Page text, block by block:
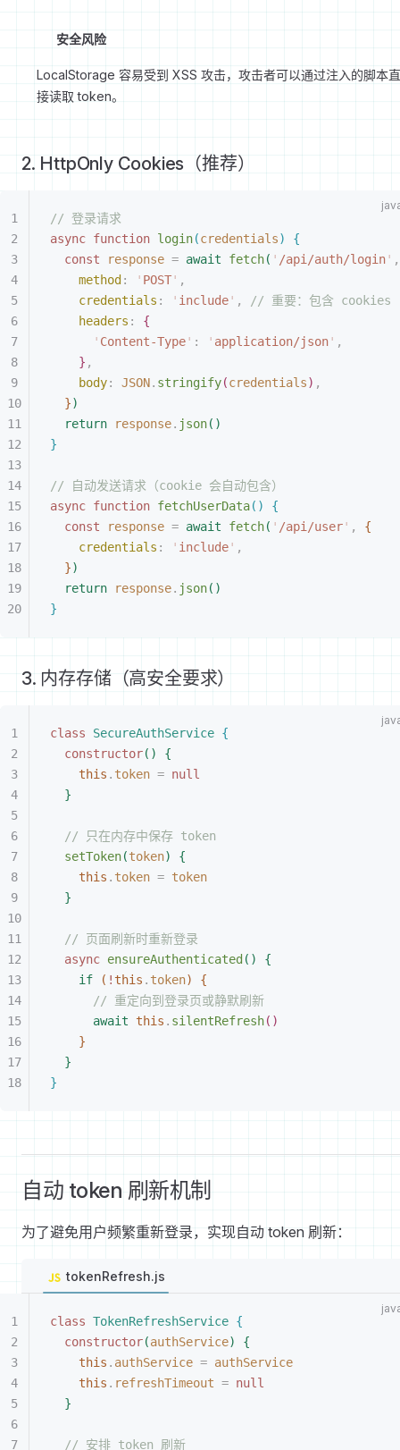
安全风险
LocalStorage 容易受到 XSS 攻击，攻击者可以通过注入的脚本直
接读取 token。
2. HttpOnly Cookies（推荐）
// 登录请求
async function login(credentials)
{
const response = await fetch( ' /api/auth/login' ,
method : ' POST' ,
credentials : ' include' ,
// 重要：包含 cookies
headers :
{
' Content-Type' : ' application/json' ,
} ,
body: JSON. stringify(credentials) ,
})
return response. json( )
}
// 自动发送请求（cookie 会自动包含）
async function fetchUserData( )
{
const response = await fetch( ' /api/user' ,
{
credentials : ' include' ,
})
return response. json( )
}
3. 内存存储（高安全要求）
class SecureAuthService {
constructor( )
{
this . token = null
}
// 只在内存中保存 token
setToken(token)
{
this . token = token
}
// 页面刷新时重新登录
async ensureAuthenticated ( )
{
if
( !this . token)
{
// 重定向到登录页或静默刷新
await this . silentRefresh( )
}
}
}
自动 token 刷新机制
为了避免用户频繁重新登录，实现自动 token 刷新：
tokenRefresh.js
class TokenRefreshService {
constructor(authService)
{
this . authService = authService
this . refreshTimeout = null
}
// 安排 token 刷新